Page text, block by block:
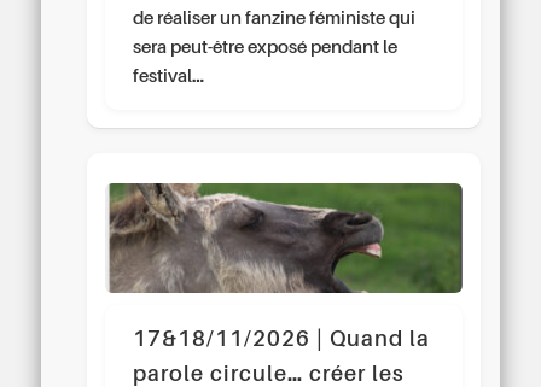
de réaliser un fanzine féministe qui
sera peut-être exposé pendant le
festival…
17&18/11/2026 | Quand la
parole circule… créer les